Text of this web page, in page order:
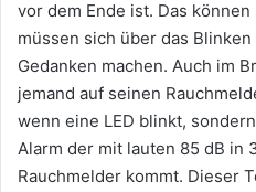
vor dem Ende ist. Das
müssen sich über das
Gedanken machen. Auch im
jemand auf seinen
wenn eine LED blinkt,
Alarm der mit lauten 85 dB in
Rauchmelder kommt. Dieser